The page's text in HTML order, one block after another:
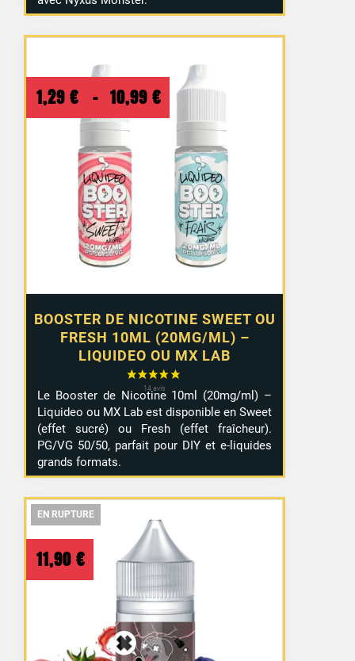
BOOSTER DE NICOTINE SWEET OU
FRESH 10ML (20MG/ML) –
LIQUIDEO OU MX LAB
1,29 € – 10,99 €
Plage
de
prix :
1,29 €
10,99 €
Le Booster de Nicotine 10ml (20mg/ml) –
Liquideo ou MX Lab est disponible en Sweet
(effet sucré) ou Fresh (effet fraîcheur).
PG/VG 50/50, parfait pour DIY et e-liquides
grands formats.
EN RUPTURE
EN RUPTURE
11,90 €
EN RUPTURE